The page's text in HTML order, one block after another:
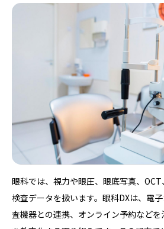
眼科では、視力や眼圧、眼底写真、
検査データを扱います。眼科DXは、電
査機器との連携、オンライン予約など